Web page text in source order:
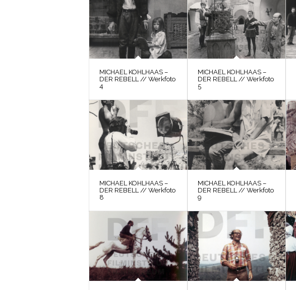
MICHAEL KOHLHAAS –
DER REBELL // Werkfoto
4
MICHAEL KOHLHAAS –
DER REBELL // Werkfoto
5
MICHAEL KOHLHAAS –
DER REBELL // Werkfoto
8
MICHAEL KOHLHAAS –
DER REBELL // Werkfoto
9